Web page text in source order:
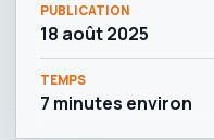
PUBLICATION
18 août 2025
TEMPS
7 minutes environ